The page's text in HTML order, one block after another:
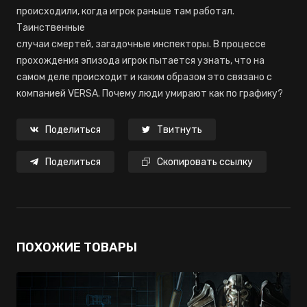
происходили, когда игрок раньше там работал.
Таинственные
случаи смертей, загадочные инспекторы. В процессе
прохождения эпизода игрок пытается узнать, что на
самом деле происходит и каким образом это связано с
компанией VERSA. Почему люди умирают как по графику?
Поделиться Твитнуть
Поделиться Скопировать ссылку
ПОХОЖИЕ ТОВАРЫ